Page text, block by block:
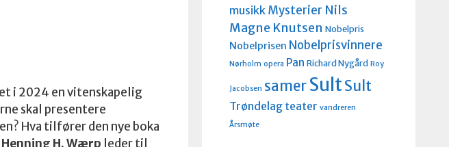
i 2024 en vitenskapelig
skal presentere
Hva tilfører den nye boka
H. Wærp leder til
musikk Mysterier Nils
Magne Knutsen Nobelpris
Nobelprisen Nobelprisvinnere
Nørholm opera Pan Richard Nygård Roy
Jacobsen samerSultSult
Trøndelag teater vandreren
Årsmøte